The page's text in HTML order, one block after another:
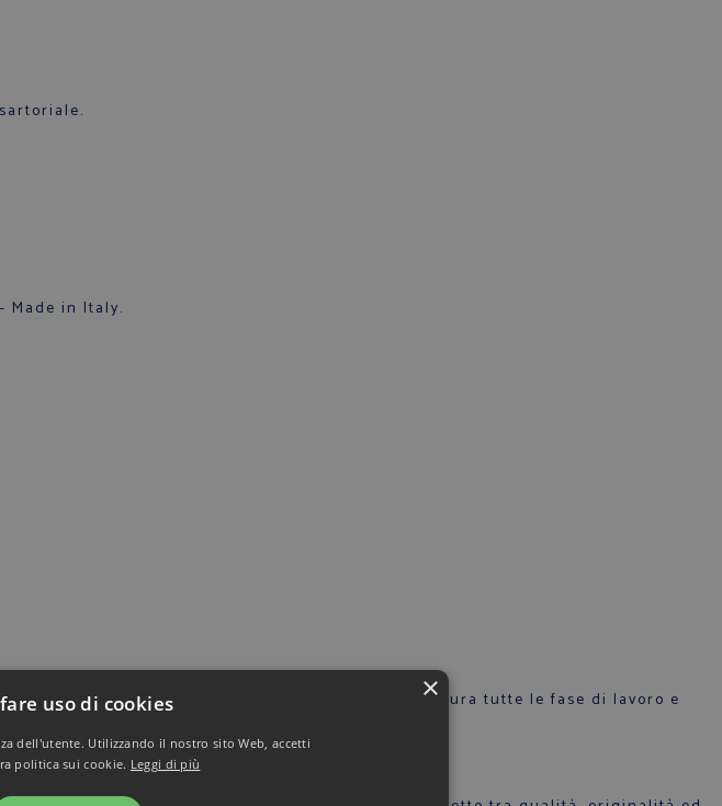
Made in Italy.
nostro stabilimento in Italia, curando la manifattura tutte le fase di lavoro e
nel mondo.
×
uso di cookies
dell'utente. Utilizzando il nostro sito Web, accetti
politica sui cookie. Leggi di più